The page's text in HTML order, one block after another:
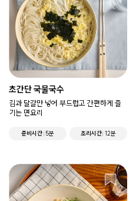
초간단 국물국수
김과 달걀만 넣어 부드럽고 간편하게 즐
기는 면요리
준비시간 5분 조리시간 12분